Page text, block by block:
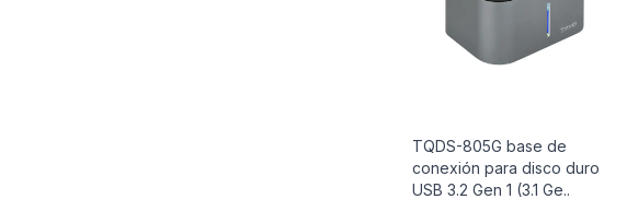
TQDS-805G base de
conexión para disco duro
USB 3.2 Gen 1 (3.1 Ge..